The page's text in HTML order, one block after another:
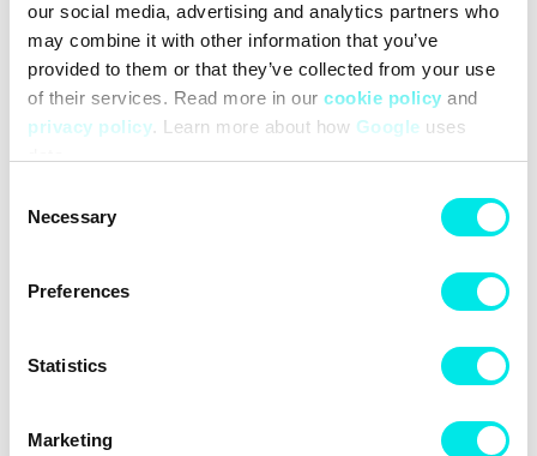
our social media, advertising and analytics partners who
may combine it with other information that you’ve
provided to them or that they’ve collected from your use
of their services. Read more in our cookie policy and
privacy policy. Learn more about how Google uses
Selection
Necessary
Preferences
Statistics
Marketing
adidas Originals Opt AOP
LS Bra
499,00 kr
adidas Originals Campus
00s W
1.014,30 kr 1.449,00 kr